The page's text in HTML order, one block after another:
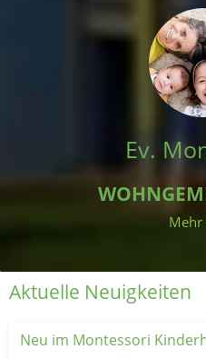
Ev.
Mehr
Aktuelle Neuigkeiten